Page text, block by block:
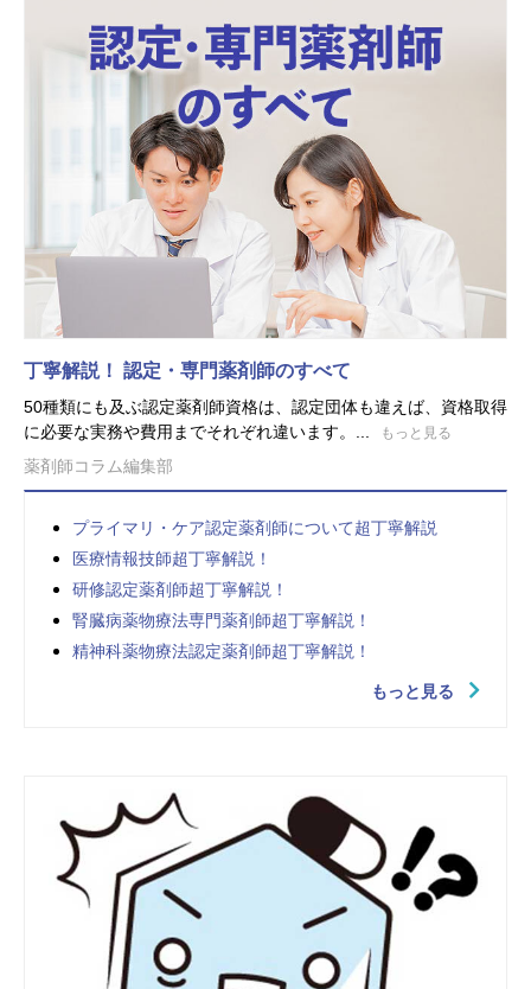
丁寧解説！ 認定・専門薬剤師のすべて
50種類にも及ぶ認定薬剤師資格は、認定団体も違えば、資格取得
に必要な実務や費用までそれぞれ違います。...
もっと見る
薬剤師コラム編集部
プライマリ・ケア認定薬剤師について超丁寧解説
医療情報技師超丁寧解説！
研修認定薬剤師超丁寧解説！
腎臓病薬物療法専門薬剤師超丁寧解説！
精神科薬物療法認定薬剤師超丁寧解説！
もっと見る